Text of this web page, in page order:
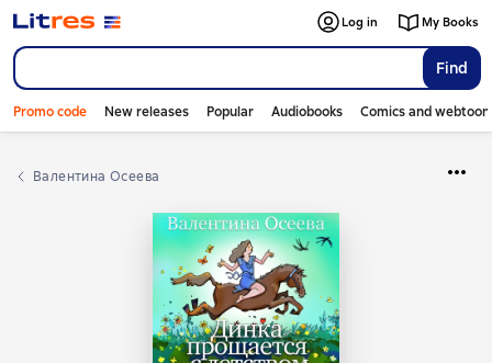
Find
Log in My Books
Promo code New releases Popular Audiobooks Comics and
Валентина Осеева